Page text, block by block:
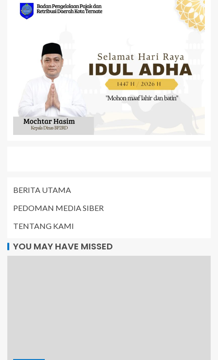
BERITA UTAMA
PEDOMAN MEDIA SIBER
TENTANG KAMI
YOU MAY HAVE MISSED